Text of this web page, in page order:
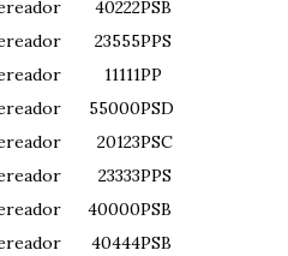
40222PSB
23555PPS
11111PP
55000PSD
20123PSC
23333PPS
40000PSB
40444PSB